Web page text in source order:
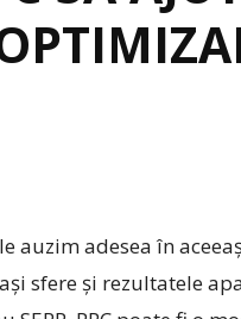
auzim adesea în
sfere și rezultatele